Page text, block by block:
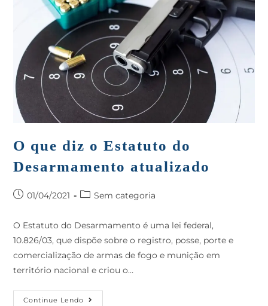
O que diz o Estatuto do
Desarmamento atualizado
01/04/2021 Sem categoria
O Estatuto do Desarmamento é uma lei federal,
10.826/03, que dispõe sobre o registro, posse, porte e
comercialização de armas de fogo e munição em
território nacional e criou o…
Continue Lendo